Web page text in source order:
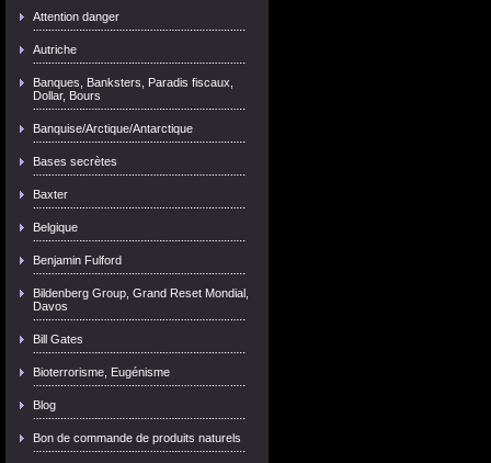
Attention danger
Autriche
Banques, Banksters, Paradis fiscaux,
Dollar, Bours
Banquise/Arctique/Antarctique
Bases secrètes
Baxter
Belgique
Benjamin Fulford
Bildenberg Group, Grand Reset Mondial,
Davos
Bill Gates
Bioterrorisme, Eugénisme
Blog
Bon de commande de produits naturels